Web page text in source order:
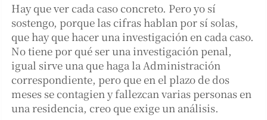
Hay que ver cada caso concreto. Pero yo sí
sostengo, porque las cifras hablan por sí solas,
que hay que hacer una investigación en cada caso.
No tiene por qué ser una investigación penal,
igual sirve una que haga la Administración
correspondiente, pero que en el plazo de dos
meses se contagien y fallezcan varias personas en
una residencia, creo que exige un análisis.